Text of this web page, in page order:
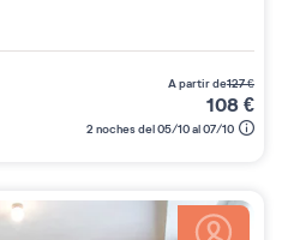
a partir de127€
108€
2 noches del 05/10 al 07/10